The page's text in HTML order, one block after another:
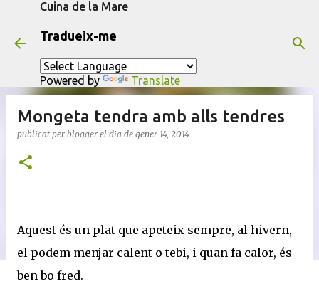
Cuina de la Mare
Tradueix-me
Powered by Translate
Mongeta tendra amb alls tendres
publicat per blogger el dia de gener 14, 2014
Aquest és un plat que apeteix sempre, al hivern,
el podem menjar calent o tebi, i quan fa calor, és
ben bo fred.